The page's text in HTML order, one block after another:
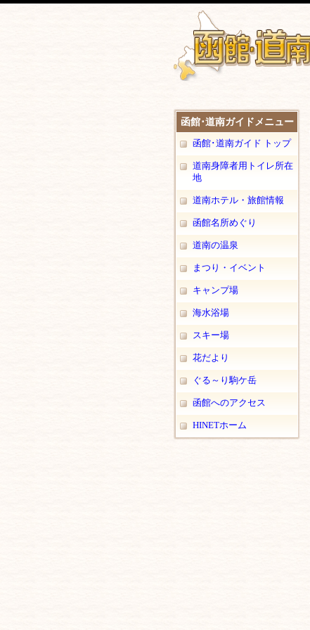
函館･道南ガイドメニュー
函館･道南ガイド トップ
道南身障者用トイレ所在
地
道南ホテル・旅館情報
函館名所めぐり
道南の温泉
まつり・イベント
キャンプ場
海水浴場
スキー場
花だより
ぐる～り駒ケ岳
函館へのアクセス
HINETホーム